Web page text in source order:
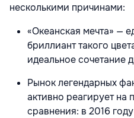
несколькими причинами:
«Океанская мечта» —
бриллиант такого
идеальное сочетание
Рынок легендарных
активно реагирует на
сравнения: в 2016